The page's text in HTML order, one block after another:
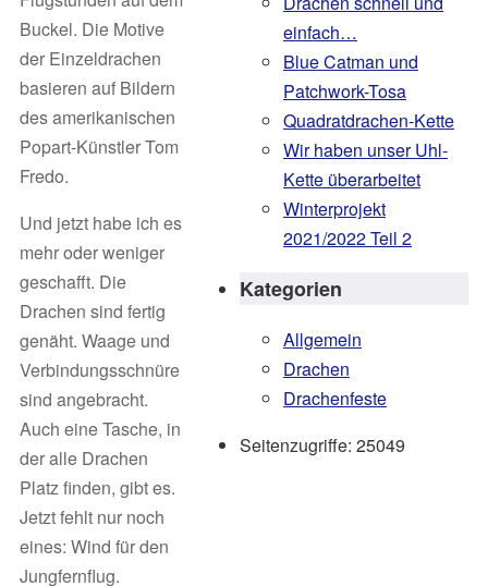
Buckel. Die Motive
der Einzeldrachen
basieren auf Bildern
des amerikanischen
Popart-Künstler Tom
Fredo.
Und jetzt habe ich es
mehr oder weniger
geschafft. Die
Drachen sind fertig
genäht. Waage und
Verbindungsschnüre
sind angebracht.
Auch eine Tasche, in
der alle Drachen
Platz finden, gibt es.
Jetzt fehlt nur noch
eines: Wind für den
Jungfernflug.
einfach…
Blue Catman und
Patchwork-Tosa
Quadratdrachen-Kette
Wir haben unser Uhl-
Kette überarbeitet
Winterprojekt
2021/2022 Teil 2
Kategorien
Allgemein
Drachen
Drachenfeste
Seitenzugriffe: 25049